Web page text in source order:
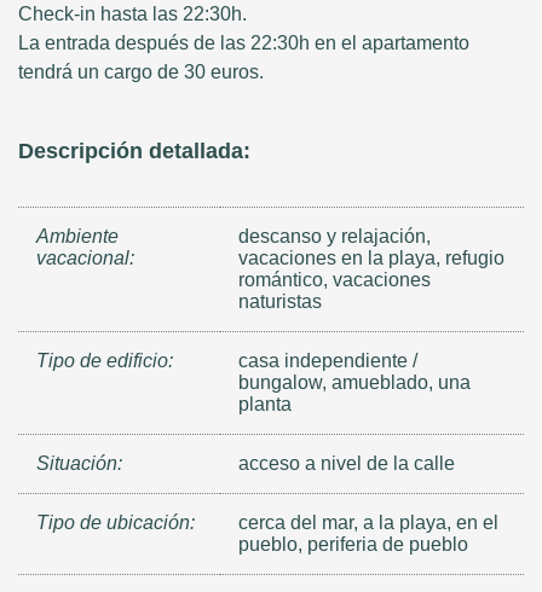
Check-in hasta las 22:30h.
La entrada después de las 22:30h en el apartamento
tendrá un cargo de 30 euros.
Descripción detallada:
Ambiente
vacacional:
descanso y relajación,
vacaciones en la playa, refugio
romántico, vacaciones
naturistas
Tipo de edificio:
casa independiente /
bungalow, amueblado, una
planta
Situación: acceso a nivel de la calle
Tipo de ubicación:
cerca del mar, a la playa, en el
pueblo, periferia de pueblo